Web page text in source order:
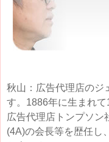
秋山：広告代理店のジ
す。1886年に生まれ
広告代理店トンプソン
(4A)の会長等を歴任し